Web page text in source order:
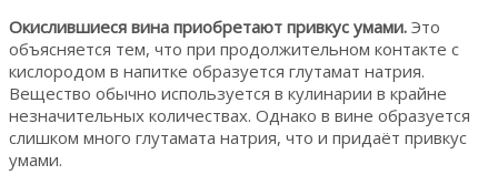
Окислившиеся вина приобретают привкус умами. Это
объясняется тем, что при продолжительном контакте с
кислородом в напитке образуется глутамат натрия.
Вещество обычно используется в кулинарии в крайне
незначительных количествах. Однако в вине образуется
слишком много глутамата натрия, что и придаёт привкус
умами.